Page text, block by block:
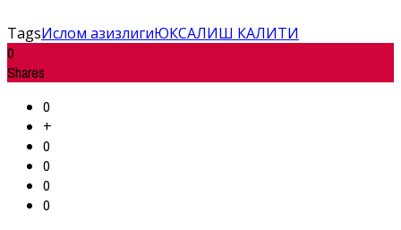
TagsИслом азизлигиЮКСАЛИШ КАЛИТИ
0
Shares
0
+
0
0
0
0